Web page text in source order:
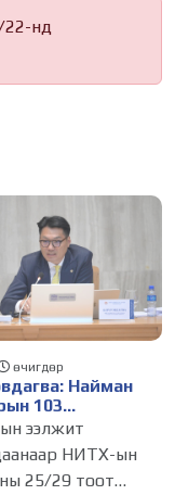
22-нд
Найман
103
цуцалснаар
эрхлэхэд таатай
бүрдэнэ
өчигдѳр
ээлжит
НИТХ-ын
25/29 тоот